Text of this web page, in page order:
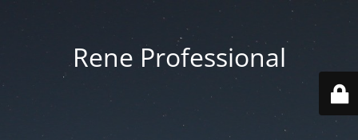
Rene Professional